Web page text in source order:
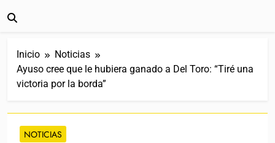
Inicio
Noticias
Ayuso cree que le hubiera ganado a Del Toro: “Tiré una
victoria por la borda”
NOTICIAS